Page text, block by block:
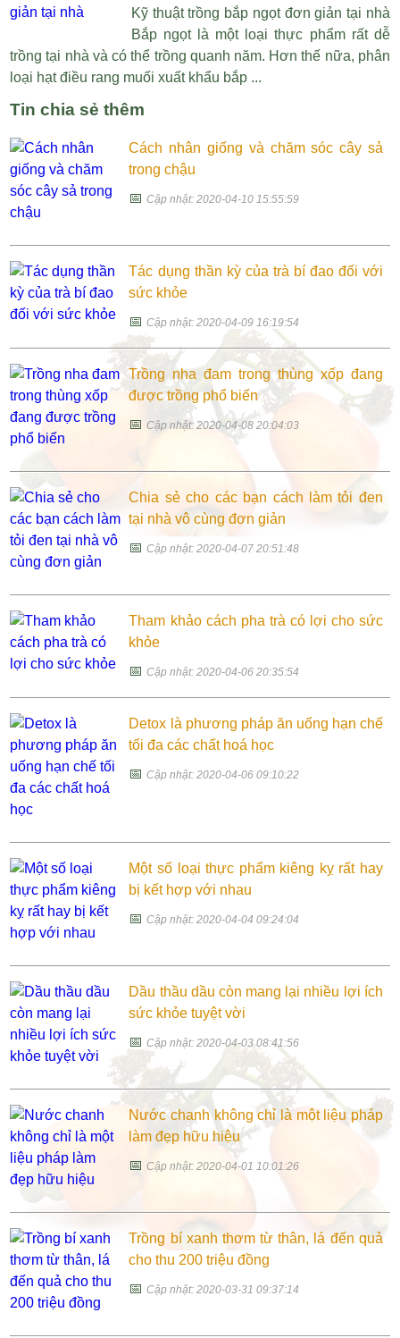
Kỹ thuật trồng bắp ngọt đơn giản tại nhà
Bắp ngọt là một loại thực phẩm rất dễ
trồng tại nhà và có thể trồng quanh năm. Hơn thế nữa, phân
loại hạt điều rang muối xuất khẩu bắp ...
Tin chia sẻ thêm
Cách nhân giống và chăm sóc cây sả
trong chậu
📅Cập nhật: 2020-04-10 15:55:59
Tác dụng thần kỳ của trà bí đao đối với
sức khỏe
📅Cập nhật: 2020-04-09 16:19:54
Trồng nha đam trong thùng xốp đang
được trồng phổ biến
📅Cập nhật: 2020-04-08 20:04:03
Chia sẻ cho các bạn cách làm tỏi đen
tại nhà vô cùng đơn giản
📅Cập nhật: 2020-04-07 20:51:48
Tham khảo cách pha trà có lợi cho sức
khỏe
📅Cập nhật: 2020-04-06 20:35:54
Detox là phương pháp ăn uống hạn chế
tối đa các chất hoá học
📅Cập nhật: 2020-04-06 09:10:22
Một số loại thực phẩm kiêng kỵ rất hay
bị kết hợp với nhau
📅Cập nhật: 2020-04-04 09:24:04
Dầu thầu dầu còn mang lại nhiều lợi ích
sức khỏe tuyệt vời
📅Cập nhật: 2020-04-03 08:41:56
Nước chanh không chỉ là một liệu pháp
làm đẹp hữu hiệu
📅Cập nhật: 2020-04-01 10:01:26
Trồng bí xanh thơm từ thân, lá đến quả
cho thu 200 triệu đồng
📅Cập nhật: 2020-03-31 09:37:14